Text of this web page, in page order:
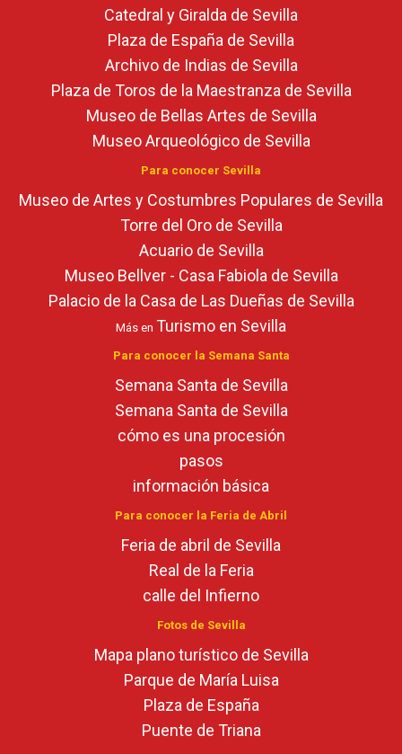
Catedral y Giralda de Sevilla
Plaza de España de Sevilla
Archivo de Indias de Sevilla
Plaza de Toros de la Maestranza de Sevilla
Museo de Bellas Artes de Sevilla
Museo Arqueológico de Sevilla
Para conocer Sevilla
Museo de Artes y Costumbres Populares de Sevilla
Torre del Oro de Sevilla
Acuario de Sevilla
Museo Bellver - Casa Fabiola de Sevilla
Palacio de la Casa de Las Dueñas de Sevilla
Más en Turismo en Sevilla
Para conocer la Semana Santa
Semana Santa de Sevilla
Semana Santa de Sevilla
cómo es una procesión
pasos
información básica
Para conocer la Feria de Abril
Feria de abril de Sevilla
Real de la Feria
calle del Infierno
Fotos de Sevilla
Mapa plano turístico de Sevilla
Parque de María Luisa
Plaza de España
Puente de Triana